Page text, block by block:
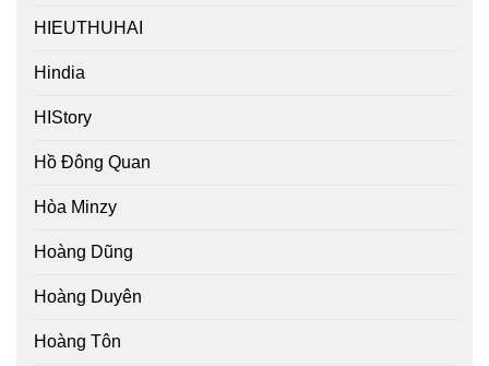
HIEUTHUHAI
Hindia
HIStory
Hồ Đông Quan
Hòa Minzy
Hoàng Dũng
Hoàng Duyên
Hoàng Tôn